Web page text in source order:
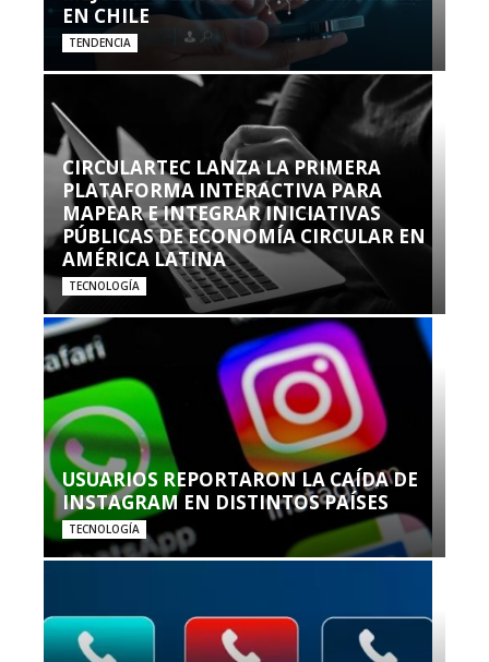
EN CHILE
TENDENCIA
CIRCULARTEC LANZA LA PRIMERA
PLATAFORMA INTERACTIVA PARA
MAPEAR E INTEGRAR INICIATIVAS
PÚBLICAS DE ECONOMÍA CIRCULAR EN
AMÉRICA LATINA
TECNOLOGÍA
USUARIOS REPORTARON LA CAÍDA DE
INSTAGRAM EN DISTINTOS PAÍSES
TECNOLOGÍA